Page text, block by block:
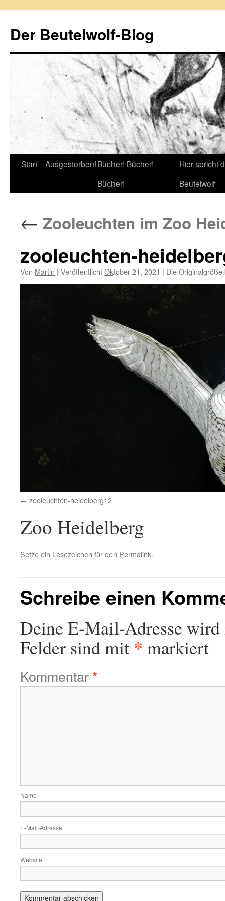
springen
Der Beutelwolf-Blog
Start Ausgestorben!Bücher! Bücher!
Bücher!
Hier spricht
Beutelwolf
← Zooleuchten im Zoo
zooleuchten-
Von Martin | VeröffentlichtOktober 21, 2021 | Die
zooleuchten-heidelberg12
Zoo Heidelberg
Setze ein Lesezeichen für den Permalink.
Schreibe einen
Deine E-Mail-Adresse
Felder sind mit * markiert
Kommentar*
Name
E-Mail-Adresse
Website